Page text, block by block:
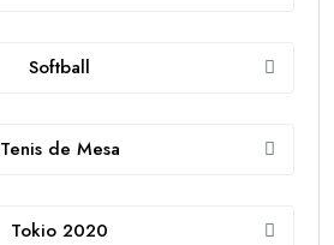
Softball
Tenis de Mesa
Tokio 2020